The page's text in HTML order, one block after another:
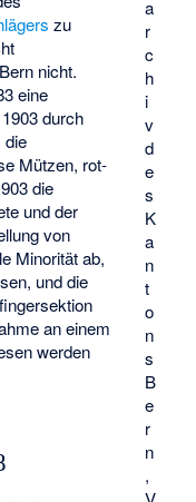
a
r
c
h
i
v
d
e
s
K
a
n
t
o
n
s
B
e
r
n
,
zu
nicht.
eine
durch
die
Mützen, rot-
die
und der
von
Minorität ab,
und die
an einem
werden